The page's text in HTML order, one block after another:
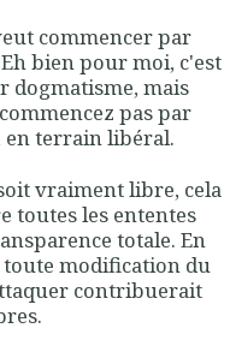
commencer par
bien pour moi, c'est
dogmatisme, mais
pas par
en terrain libéral.
vraiment libre, cela
toutes les ententes
totale. En
toute modification du
contribuerait